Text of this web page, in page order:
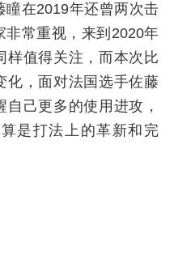
在2019年还曾两次击
非常重视，来到2020年
样值得关注，而本次比
化，面对法国选手佐藤
己更多的使用进攻，
是打法上的革新和完